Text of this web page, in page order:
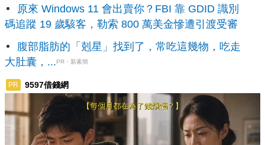
原來 Windows 11 會出賣你？FBI 靠 GDID 識別
碼追蹤 19 歲駭客，勒索 800 萬美金慘遭引渡受審
腹部脂肪的「剋星」找到了，常吃這幾物，吃走
大肚囊，...PR・新素簡
PR 9597借錢網